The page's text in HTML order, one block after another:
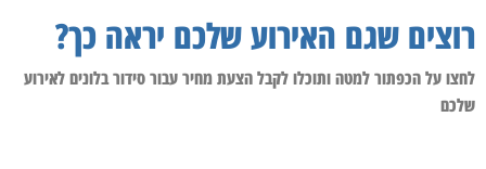
רוצים שגם האירוע שלכם יראה כך?
לחצו על הכפתור למטה ותוכלו לקבל הצעת מחיר עבור סידור בלונים לאירוע
שלכם